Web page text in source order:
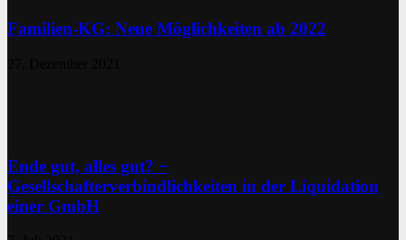
Familien-KG: Neue Möglichkeiten ab 2022
Ende gut, alles gut? −
Gesellschafterverbindlichkeiten in der Liquidation
einer GmbH